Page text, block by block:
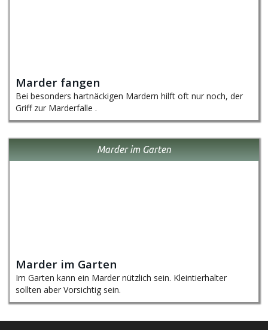
Marder fangen
Bei besonders hartnäckigen Mardern hilft oft nur noch, der
Griff zur Marderfalle .
Marder im Garten
Marder im Garten
Im Garten kann ein Marder nützlich sein. Kleintierhalter
sollten aber Vorsichtig sein.